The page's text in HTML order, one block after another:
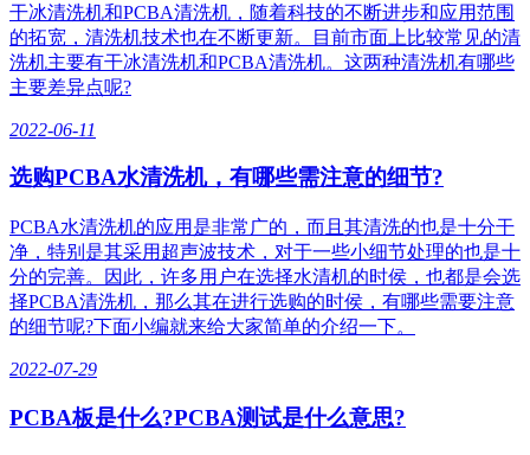
干冰清洗机和PCBA清洗机，随着科技的不断进步和应用范围
的拓宽，清洗机技术也在不断更新。目前市面上比较常见的清
洗机主要有干冰清洗机和PCBA清洗机。这两种清洗机有哪些
主要差异点呢?
2022-06-11
选购PCBA水清洗机，有哪些需注意的细节?
PCBA水清洗机的应用是非常广的，而且其清洗的也是十分干
净，特别是其采用超声波技术，对于一些小细节处理的也是十
分的完善。因此，许多用户在选择水清机的时侯，也都是会选
择PCBA清洗机，那么其在进行选购的时侯，有哪些需要注意
的细节呢?下面小编就来给大家简单的介绍一下。
2022-07-29
PCBA板是什么?PCBA测试是什么意思?